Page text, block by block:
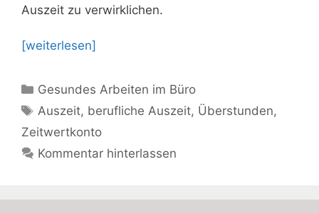
Auszeit zu verwirklichen.
[weiterlesen]
Kategorien
Gesundes Arbeiten im Büro
Schlagwörter
Auszeit, berufliche Auszeit, Überstunden,
Zeitwertkonto
Kommentar hinterlassen